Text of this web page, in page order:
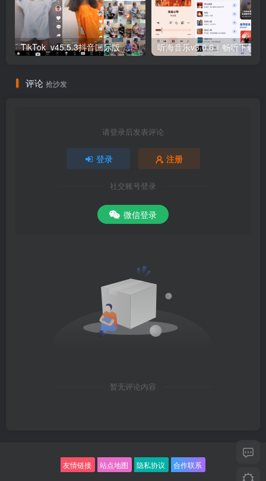
TikTok_v45.5.3抖音国际版_免拔卡解锁全球版
评论 抢沙发
请登录后发表评论
登录 注册
社交账号登录
微信登录
暂无评论内容
友情链接 站点地图 隐私协议 合作联系